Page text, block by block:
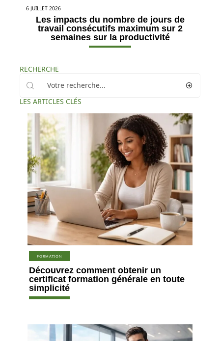
6 JUILLET 2026
Les impacts du nombre de jours de
travail consécutifs maximum sur 2
semaines sur la productivité
RECHERCHE
LES ARTICLES CLÉS
FORMATION
Découvrez comment obtenir un
certificat formation générale en toute
simplicité